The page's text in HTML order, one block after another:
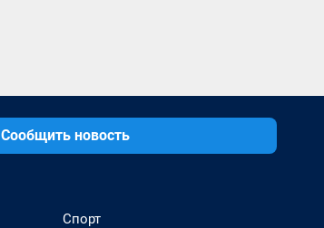
Сообщить новость
Спорт